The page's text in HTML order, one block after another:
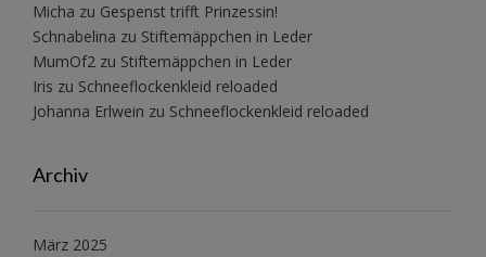
Micha zu Gespenst trifft Prinzessin!
Schnabelina zu Stiftemäppchen in Leder
MumOf2 zu Stiftemäppchen in Leder
Iris zu Schneeflockenkleid reloaded
Johanna Erlwein zu Schneeflockenkleid reloaded
Archiv
März 2025